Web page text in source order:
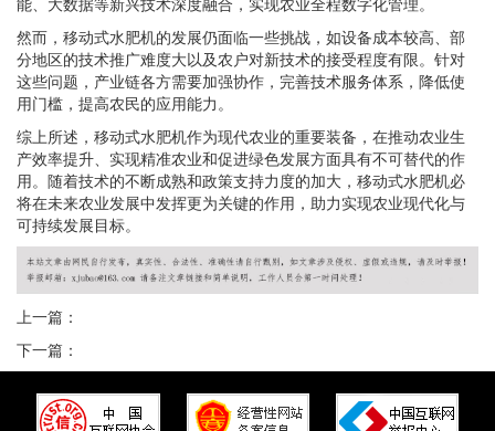
然而，移动式水肥机的发展仍面临一些挑战，如设备成本较高、部
分地区的技术推广难度大以及农户对新技术的接受程度有限。针对
这些问题，产业链各方需要加强协作，完善技术服务体系，降低使
用门槛，提高农民的应用能力。
综上所述，移动式水肥机作为现代农业的重要装备，在推动农业生
产效率提升、实现精准农业和促进绿色发展方面具有不可替代的作
用。随着技术的不断成熟和政策支持力度的加大，移动式水肥机必
将在未来农业发展中发挥更为关键的作用，助力实现农业现代化与
可持续发展目标。
上一篇：
下一篇：